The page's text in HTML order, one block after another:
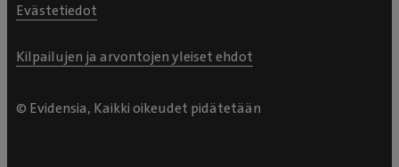
Evästetiedot
Kilpailujen ja arvontojen yleiset ehdot
© Evidensia, Kaikki oikeudet pidätetään